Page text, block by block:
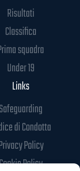
Risultati
Classifica
squadra
Under 19
Links
Safeguarding
di Condotta
Policy
Policy